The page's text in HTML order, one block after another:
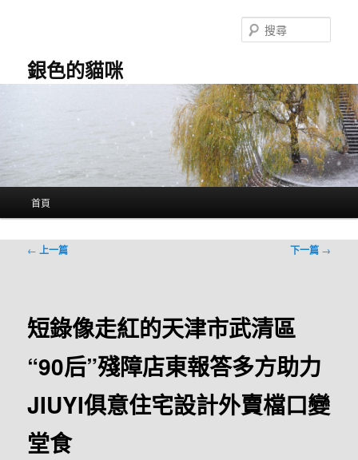
銀色的貓咪
尋
首頁
文
← 上一篇 下一篇 →
短錄像走紅的天津市武清區
“90后”殘障店東報答多方助力
JIUYI俱意住宅設計外賣檔口變
堂食